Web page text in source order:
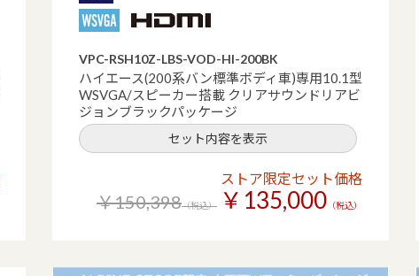
VPC-RSH10Z-LBS-VOD-HI-200BK
ハイエース(200系バン標準ボディ車)専用10.1型
WSVGA/スピーカー搭載 クリアサウンドリアビ
ジョンブラックパッケージ
セット内容を表示
ストア限定セット価格
￥150,398（税込） ￥135,000 （税込）